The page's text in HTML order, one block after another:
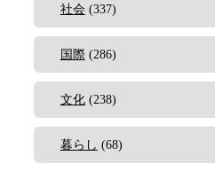
社会(337)
国際 (286)
文化(238)
暮らし (68)